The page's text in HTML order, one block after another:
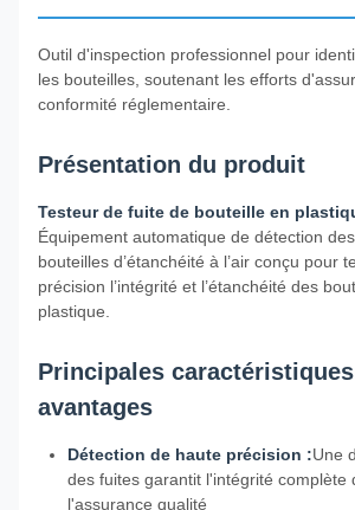
Outil d'inspection professionnel pour
les bouteilles, soutenant les efforts
conformité réglementaire.
Présentation du produit
Testeur de fuite de bouteille en
Équipement automatique de détection
bouteilles d’étanchéité à l’air conçu pour
précision l’intégrité et l’étanchéité des
plastique.
Principales
avantages
Détection de haute précision :Une
des fuites garantit l'intégrité complète
l'assurance qualité